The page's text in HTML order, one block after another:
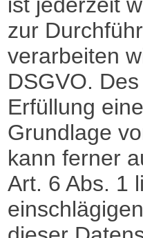
ist jederzeit
zur
verarbeiten
DSGVO.
Erfüllung
Grundlage
kann ferner
Art. 6 Abs. 1